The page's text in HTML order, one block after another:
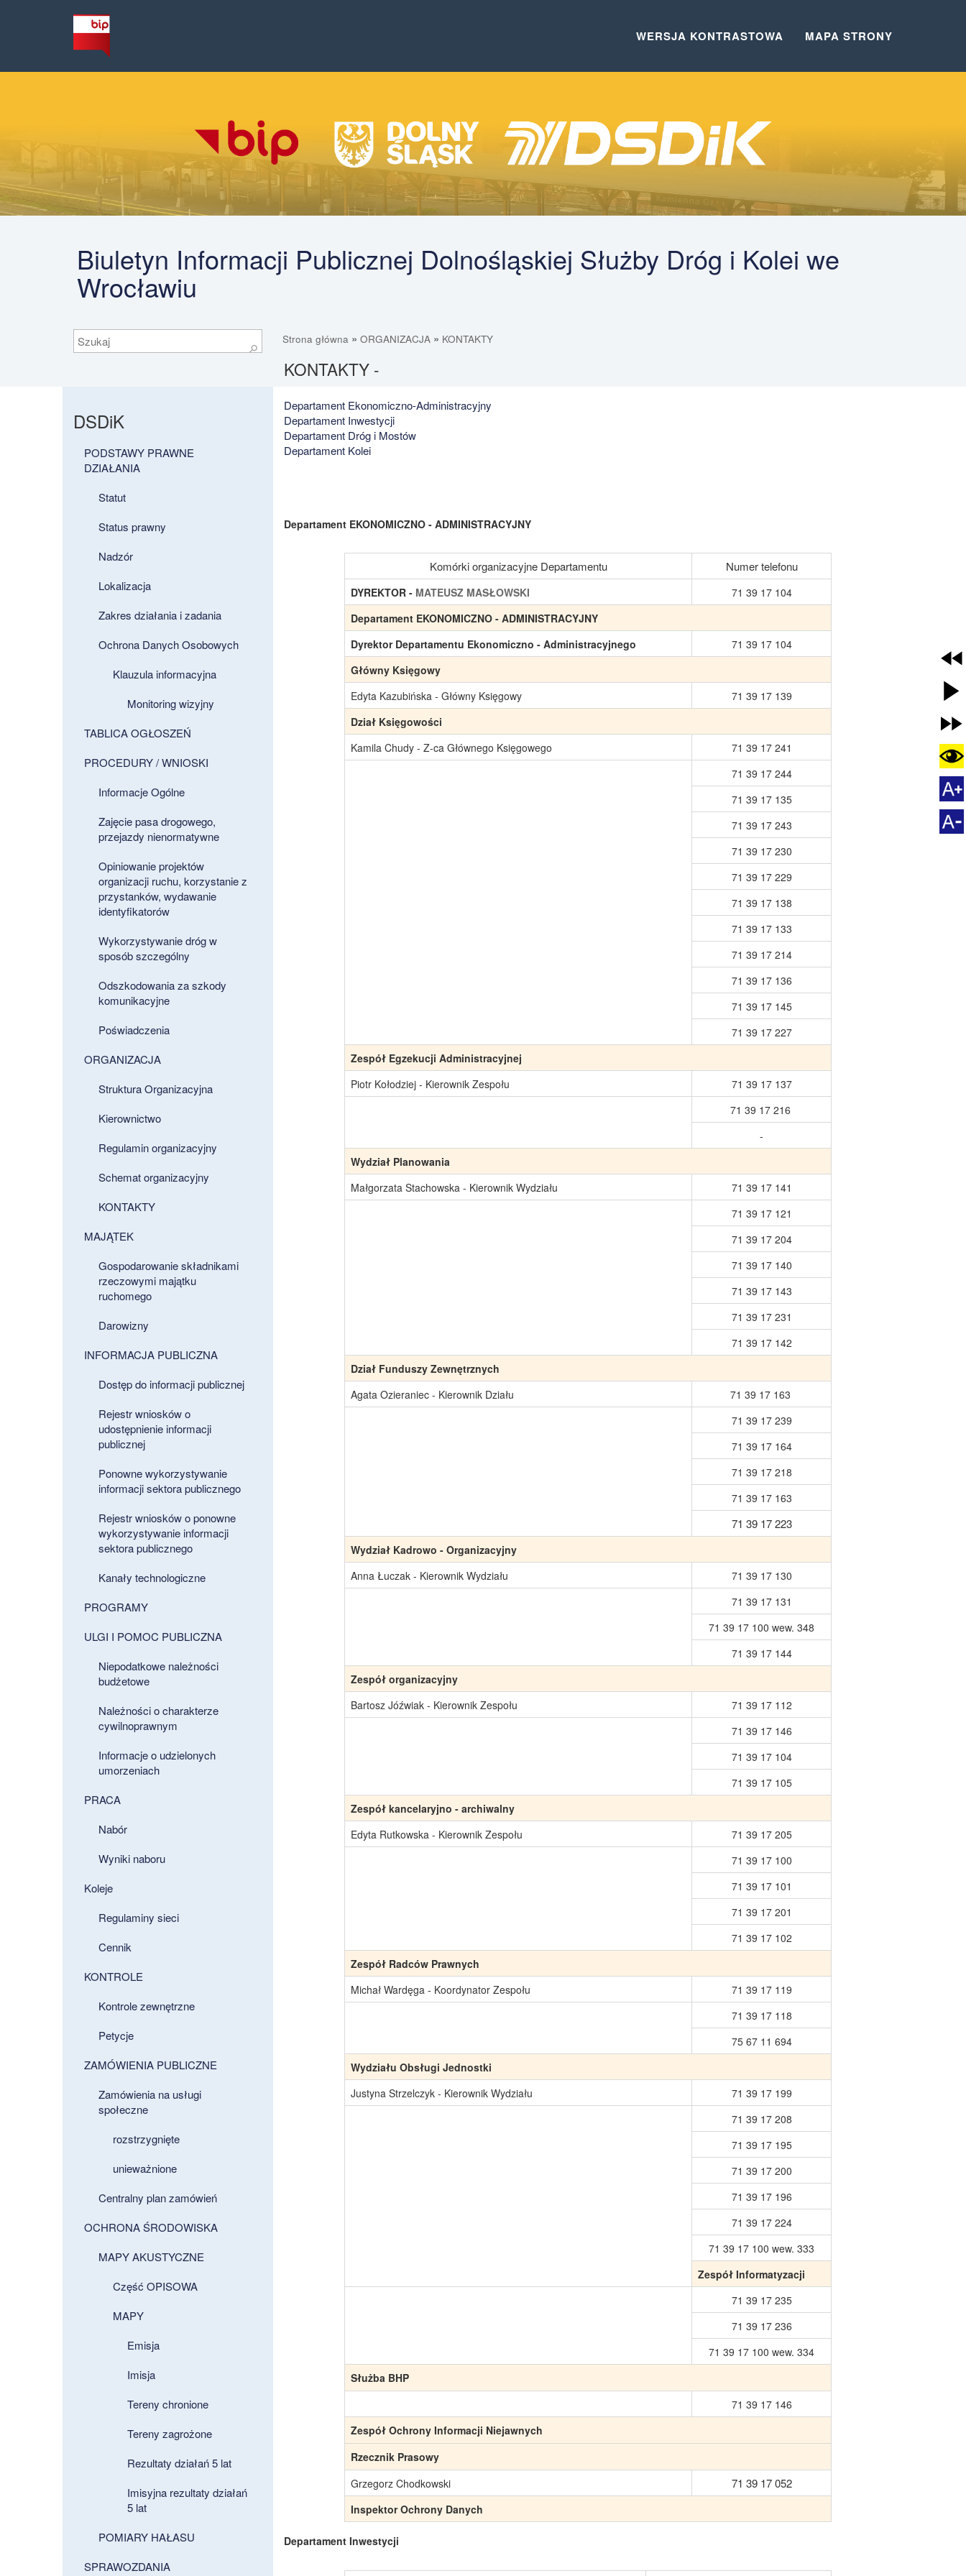
WERSJA KONTRASTOWA MAPA STRONY
Biuletyn Informacji Publicznej Dolnośląskiej Służby Dróg i Kolei we
Wrocławiu
Szukaj
⚲
Strona główna » ORGANIZACJA» KONTAKTY
KONTAKTY -
DSDiK
PODSTAWY PRAWNE
DZIAŁANIA
Statut
Status prawny
Nadzór
Lokalizacja
Zakres działania i zadania
Ochrona Danych Osobowych
Klauzula informacyjna
Monitoring wizyjny
TABLICA OGŁOSZEŃ
PROCEDURY / WNIOSKI
Informacje Ogólne
Zajęcie pasa drogowego,
przejazdy nienormatywne
Opiniowanie projektów
organizacji ruchu, korzystanie z
przystanków, wydawanie
identyfikatorów
Wykorzystywanie dróg w
sposób szczególny
Odszkodowania za szkody
komunikacyjne
Poświadczenia
ORGANIZACJA
Struktura Organizacyjna
Kierownictwo
Regulamin organizacyjny
Schemat organizacyjny
KONTAKTY
MAJĄTEK
Gospodarowanie składnikami
rzeczowymi majątku
ruchomego
Darowizny
INFORMACJA PUBLICZNA
Dostęp do informacji publicznej
Rejestr wniosków o
udostępnienie informacji
publicznej
Ponowne wykorzystywanie
informacji sektora publicznego
Rejestr wniosków o ponowne
wykorzystywanie informacji
sektora publicznego
Kanały technologiczne
PROGRAMY
ULGI I POMOC PUBLICZNA
Niepodatkowe należności
budżetowe
Należności o charakterze
cywilnoprawnym
Informacje o udzielonych
umorzeniach
PRACA
Nabór
Wyniki naboru
Koleje
Regulaminy sieci
Cennik
KONTROLE
Kontrole zewnętrzne
Petycje
ZAMÓWIENIA PUBLICZNE
Zamówienia na usługi
społeczne
rozstrzygnięte
unieważnione
Centralny plan zamówień
OCHRONA ŚRODOWISKA
MAPY AKUSTYCZNE
Część OPISOWA
MAPY
Emisja
Imisja
Tereny chronione
Tereny zagrożone
Rezultaty działań 5 lat
Imisyjna rezultaty działań
5 lat
POMIARY HAŁASU
SPRAWOZDANIA
Departament Ekonomiczno-Administracyjny
Departament Inwestycji
Departament Dróg i Mostów
Departament Kolei
Departament EKONOMICZNO - ADMINISTRACYJNY
Komórki organizacyjne Departamentu Numer telefonu
DYREKTOR -MATEUSZ MASŁOWSKI
71 39 17 104
Departament EKONOMICZNO - ADMINISTRACYJNY
Dyrektor Departamentu Ekonomiczno - Administracyjnego
71 39 17 104
Główny Księgowy
Edyta Kazubińska - Główny Księgowy
71 39 17 139
Dział Księgowości
Kamila Chudy - Z-ca Głównego Księgowego
71 39 17 241
71 39 17 244
71 39 17 135
71 39 17 243
71 39 17 230
71 39 17 229
71 39 17 138
71 39 17 133
71 39 17 214
71 39 17 136
71 39 17 145
71 39 17 227
Zespół Egzekucji Administracyjnej
Piotr Kołodziej - Kierownik Zespołu
71 39 17 137
71 39 17 216
-
Wydział Planowania
Małgorzata Stachowska - Kierownik Wydziału
71 39 17 141
71 39 17 121
71 39 17 204
71 39 17 140
71 39 17 143
71 39 17 231
71 39 17 142
Dział Funduszy Zewnętrznych
Agata Ozieraniec - Kierownik Działu
71 39 17 163
71 39 17 239
71 39 17 164
71 39 17 218
71 39 17 163
71 39 17 223
Wydział Kadrowo - Organizacyjny
Anna Łuczak - Kierownik Wydziału
71 39 17 130
71 39 17 131
71 39 17 100 wew. 348
71 39 17 144
Zespół organizacyjny
Bartosz Jóźwiak - Kierownik Zespołu
71 39 17 112
71 39 17 146
71 39 17 104
71 39 17 105
Zespół kancelaryjno - archiwalny
Edyta Rutkowska - Kierownik Zespołu
71 39 17 205
71 39 17 100
71 39 17 101
71 39 17 201
71 39 17 102
Zespół Radców Prawnych
Michał Wardęga - Koordynator Zespołu
71 39 17 119
71 39 17 118
75 67 11 694
Wydziału Obsługi Jednostki
Justyna Strzelczyk - Kierownik Wydziału
71 39 17 199
71 39 17 208
71 39 17 195
71 39 17 200
71 39 17 196
71 39 17 224
71 39 17 100 wew. 333
Zespół Informatyzacji
71 39 17 235
71 39 17 236
71 39 17 100 wew. 334
Służba BHP
71 39 17 146
Zespół Ochrony Informacji Niejawnych
Rzecznik Prasowy
Grzegorz Chodkowski
71 39 17 052
Inspektor Ochrony Danych
Departament Inwestycji